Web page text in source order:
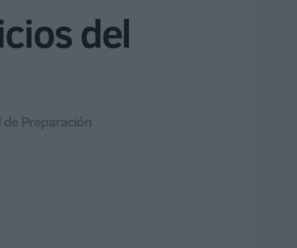
del
Preparación